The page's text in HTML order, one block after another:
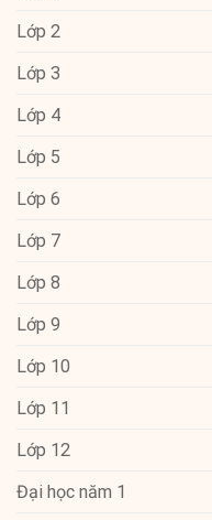
Lớp 2
Lớp 3
Lớp 4
Lớp 5
Lớp 6
Lớp 7
Lớp 8
Lớp 9
Lớp 10
Lớp 11
Lớp 12
Đại học năm 1